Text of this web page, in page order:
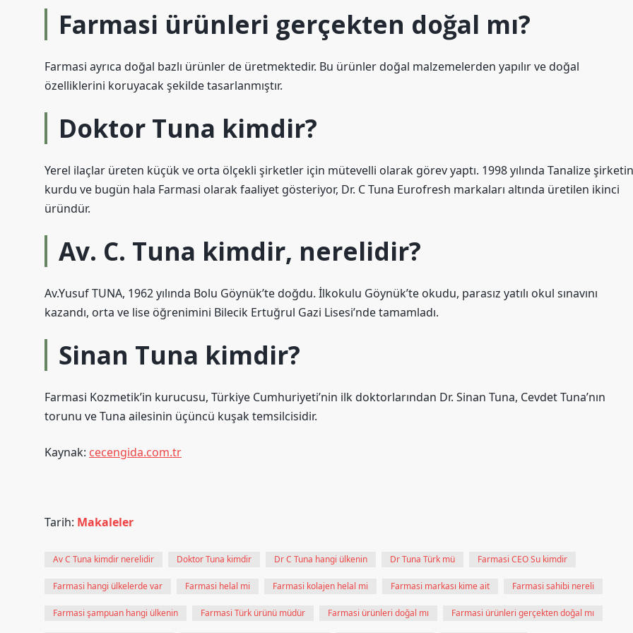
Farmasi ürünleri gerçekten doğal mı?
Farmasi ayrıca doğal bazlı ürünler de üretmektedir. Bu ürünler doğal malzemelerden yapılır ve doğal
özelliklerini koruyacak şekilde tasarlanmıştır.
Doktor Tuna kimdir?
Yerel ilaçlar üreten küçük ve orta ölçekli şirketler için mütevelli olarak görev yaptı. 1998 yılında Tanalize
kurdu ve bugün hala Farmasi olarak faaliyet gösteriyor, Dr. C Tuna Eurofresh markaları altında üretilen ikinci
üründür.
Av. C. Tuna kimdir, nerelidir?
Av.Yusuf TUNA, 1962 yılında Bolu Göynük’te doğdu. İlkokulu Göynük’te okudu, parasız yatılı okul sınavını
kazandı, orta ve lise öğrenimini Bilecik Ertuğrul Gazi Lisesi’nde tamamladı.
Sinan Tuna kimdir?
Farmasi Kozmetik’in kurucusu, Türkiye Cumhuriyeti’nin ilk doktorlarından Dr. Sinan Tuna, Cevdet Tuna’nın
torunu ve Tuna ailesinin üçüncü kuşak temsilcisidir.
Kaynak: cecengida.com.tr
Tarih: Makaleler
Av C Tuna kimdir nerelidir Doktor Tuna kimdir Dr C Tuna hangi ülkenin Dr Tuna Türk mü Farmasi CEO Su kimdir
Farmasi hangi ülkelerde var Farmasi helal mi Farmasi kolajen helal mi Farmasi markası kime ait Farmasi sahibi nereli
Farmasi şampuan hangi ülkenin Farmasi Türk ürünü müdür Farmasi ürünleri doğal mı Farmasi ürünleri gerçekten doğal mı